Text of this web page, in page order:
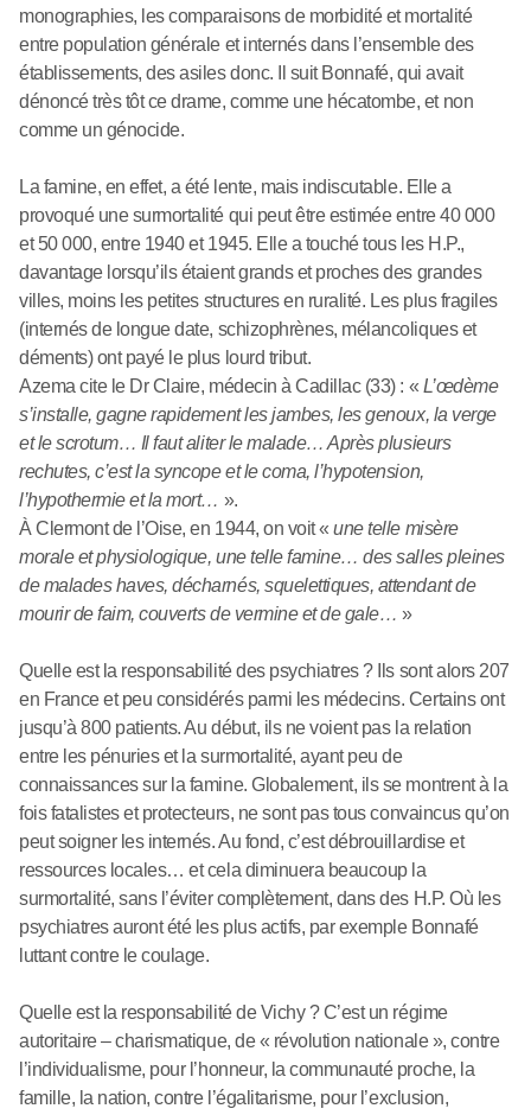
monographies, les comparaisons de morbidité et mortalité
entre population générale et internés dans l’ensemble des
établissements, des asiles donc. Il suit Bonnafé, qui avait
dénoncé très tôt ce drame, comme une hécatombe, et non
comme un génocide.
La famine, en effet, a été lente, mais indiscutable. Elle a
provoqué une surmortalité qui peut être estimée entre 40 000
et 50 000, entre 1940 et 1945. Elle a touché tous les H.P.,
davantage lorsqu’ils étaient grands et proches des grandes
villes, moins les petites structures en ruralité. Les plus fragiles
(internés de longue date, schizophrènes, mélancoliques et
déments) ont payé le plus lourd tribut.
Azema cite le Dr Claire, médecin à Cadillac (33) : « L’œdème
s’installe, gagne rapidement les jambes, les genoux, la verge
et le scrotum… Il faut aliter le malade… Après plusieurs
rechutes, c’est la syncope et le coma, l’hypotension,
l’hypothermie et la mort… ».
À Clermont de l’Oise, en 1944, on voit «une telle misère
morale et physiologique, une telle famine… des salles pleines
de malades haves, décharnés, squelettiques, attendant de
mourir de faim, couverts de vermine et de gale… »
Quelle est la responsabilité des psychiatres ? Ils sont alors 207
en France et peu considérés parmi les médecins. Certains ont
jusqu’à 800 patients. Au début, ils ne voient pas la relation
entre les pénuries et la surmortalité, ayant peu de
connaissances sur la famine. Globalement, ils se montrent à la
fois fatalistes et protecteurs, ne sont pas tous convaincus qu’on
peut soigner les internés. Au fond, c’est débrouillardise et
ressources locales… et cela diminuera beaucoup la
surmortalité, sans l’éviter complètement, dans des H.P. Où les
psychiatres auront été les plus actifs, par exemple Bonnafé
luttant contre le coulage.
Quelle est la responsabilité de Vichy ? C’est un régime
autoritaire – charismatique, de « révolution nationale », contre
l’individualisme, pour l’honneur, la communauté proche, la
famille, la nation, contre l’égalitarisme, pour l’exclusion,